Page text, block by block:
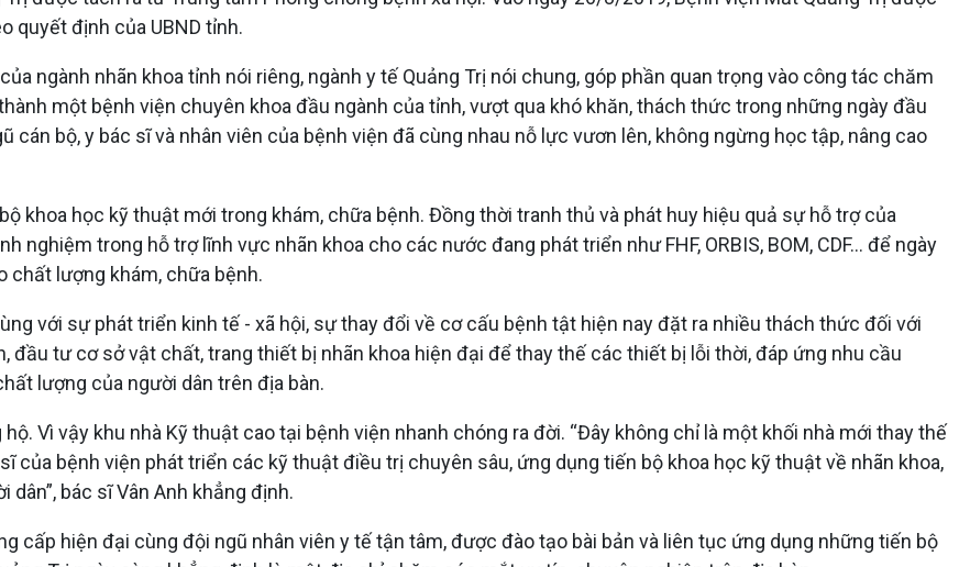
quyết định của UBND tỉnh.
ngành nhãn khoa tỉnh nói riêng, ngành y tế Quảng Trị nói chung, góp phần quan trọng vào công tác chăm
một bệnh viện chuyên khoa đầu ngành của tỉnh, vượt qua khó khăn, thách thức trong những ngày đầu
bộ, y bác sĩ và nhân viên của bệnh viện đã cùng nhau nỗ lực vươn lên, không ngừng học tập, nâng cao
khoa học kỹ thuật mới trong khám, chữa bệnh. Đồng thời tranh thủ và phát huy hiệu quả sự hỗ trợ của
nghiệm trong hỗ trợ lĩnh vực nhãn khoa cho các nước đang phát triển như FHF, ORBIS, BOM, CDF... để ngày
chất lượng khám, chữa bệnh.
với sự phát triển kinh tế - xã hội, sự thay đổi về cơ cấu bệnh tật hiện nay đặt ra nhiều thách thức đối với
đầu tư cơ sở vật chất, trang thiết bị nhãn khoa hiện đại để thay thế các thiết bị lỗi thời, đáp ứng nhu cầu
lượng của người dân trên địa bàn.
Vì vậy khu nhà Kỹ thuật cao tại bệnh viện nhanh chóng ra đời. “Đây không chỉ là một khối nhà mới thay thế
của bệnh viện phát triển các kỹ thuật điều trị chuyên sâu, ứng dụng tiến bộ khoa học kỹ thuật về nhãn khoa,
bác sĩ Vân Anh khẳng định.
cấp hiện đại cùng đội ngũ nhân viên y tế tận tâm, được đào tạo bài bản và liên tục ứng dụng những tiến bộ